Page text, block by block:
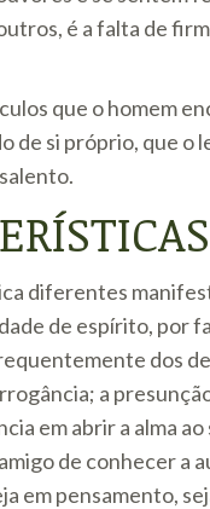
é a falta de
que o homem
de si próprio, que o
diferentes
de espírito, por
dos
a
em abrir a alma
de conhecer a
em pensamento,